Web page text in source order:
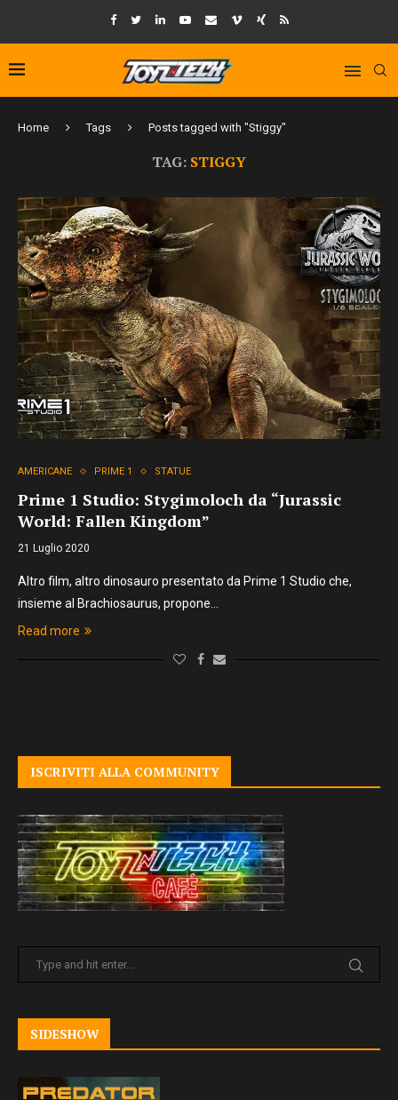
Home Tags Posts tagged with "Stiggy"
TAG: STIGGY
AMERICANE PRIME 1 STATUE
Prime 1 Studio: Stygimoloch da “Jurassic
World: Fallen Kingdom”
21 Luglio 2020
Altro film, altro dinosauro presentato da Prime 1 Studio che,
insieme al Brachiosaurus, propone…
Read more
ISCRIVITI ALLA COMMUNITY
SIDESHOW